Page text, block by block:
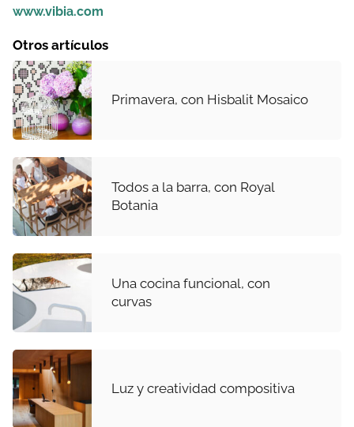
www.vibia.com
Otros artículos
Primavera, con Hisbalit Mosaico
Todos a la barra, con Royal
Botania
Una cocina funcional, con
curvas
Luz y creatividad compositiva